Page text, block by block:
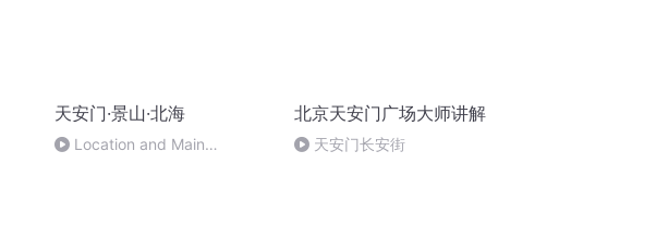
天安门·景山·北海
Location and Main
北京天安门广场大师讲解
天安门长安街